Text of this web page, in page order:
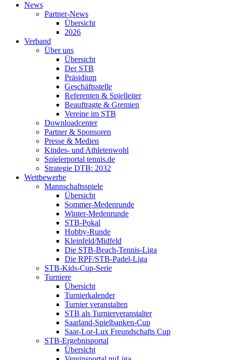
News
Partner-News
Übersicht
2026
Verband
Über uns
Übersicht
Der STB
Präsidium
Geschäftsstelle
Referenten & Spielleiter
Beauftragte & Gremien
Vereine im STB
Downloadcenter
Partner & Sponsoren
Presse & Medien
Kindes- und Athletenwohl
Spielerportal tennis.de
Strategie DTB: 2032
Wettbewerbe
Mannschaftsspiele
Übersicht
Sommer-Medenrunde
Winter-Medenrunde
STB-Pokal
Hobby-Runde
Kleinfeld/Midfeld
Die STB-Beach-Tennis-Liga
Die RPF/STB-Padel-Liga
STB-Kids-Cup-Serie
Turniere
Übersicht
Turnierkalender
Turnier veranstalten
STB als Turnierveranstalter
Saarland-Spielbanken-Cup
Saar-Lor-Lux Freundschafts Cup
STB-Ergebnisportal
Übersicht